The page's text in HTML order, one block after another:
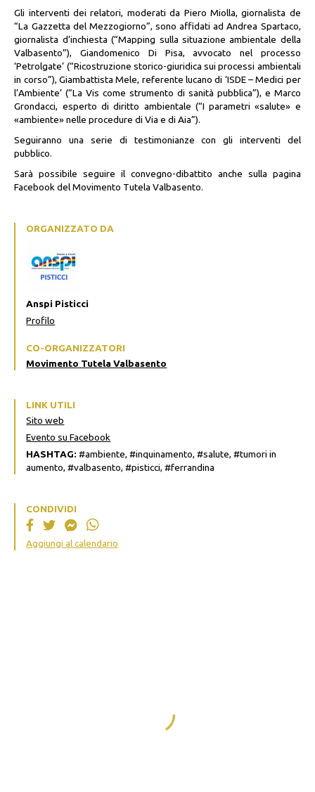
Gli interventi dei relatori, moderati da Piero Miolla, giornalista de
“La Gazzetta del Mezzogiorno”, sono affidati ad Andrea Spartaco,
giornalista d’inchiesta (“Mapping sulla situazione ambientale della
Valbasento”), Giandomenico Di Pisa, avvocato nel processo
‘Petrolgate’ (“Ricostruzione storico-giuridica sui processi ambientali
in corso”), Giambattista Mele, referente lucano di ‘ISDE – Medici per
l’Ambiente’ (“La Vis come strumento di sanità pubblica”), e Marco
Grondacci, esperto di diritto ambientale (“I parametri «salute» e
«ambiente» nelle procedure di Via e di Aia”).
Seguiranno una serie di testimonianze con gli interventi del
pubblico.
Sarà possibile seguire il convegno-dibattito anche sulla pagina
Facebook del Movimento Tutela Valbasento.
ORGANIZZATO DA
Anspi Pisticci
Profilo
CO-ORGANIZZATORI
Movimento Tutela Valbasento
LINK UTILI
Sito web
Evento su Facebook
HASHTAG: #ambiente, #inquinamento, #salute, #tumori in
aumento, #valbasento, #pisticci, #ferrandina
CONDIVIDI
Aggiungi al calendario